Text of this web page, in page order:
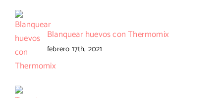
Blanquear huevos con Thermomix
febrero 17th, 2021